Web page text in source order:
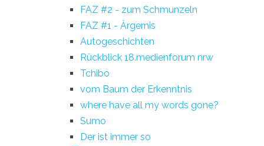
FAZ #2 - zum Schmunzeln
FAZ #1 - Ärgernis
Autogeschichten
Rückblick 18.medienforum nrw
Tchibo
vom Baum der Erkenntnis
where have all my words gone?
Sumo
Der ist immer so